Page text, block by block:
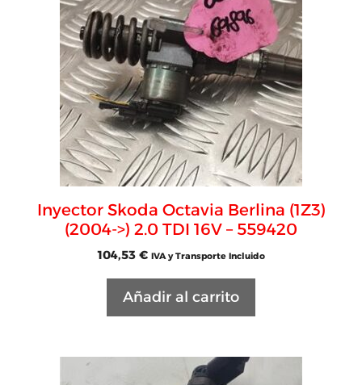
Inyector Skoda Octavia Berlina (1Z3)
(2004->) 2.0 TDI 16V – 559420
104,53 € IVA y Transporte Incluido
Añadir al carrito